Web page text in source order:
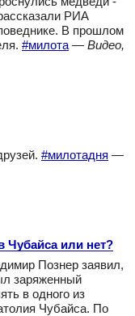
РИА
В прошлом
#милота — Видео,
#милотадня —
Чубайса или нет?
Познер заявил,
заряженный
в одного из
Чубайса. По